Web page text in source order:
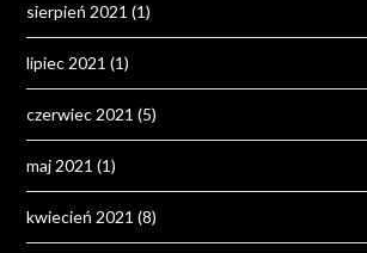
sierpień 2021 (1)
lipiec 2021 (1)
czerwiec 2021 (5)
maj 2021 (1)
kwiecień 2021 (8)